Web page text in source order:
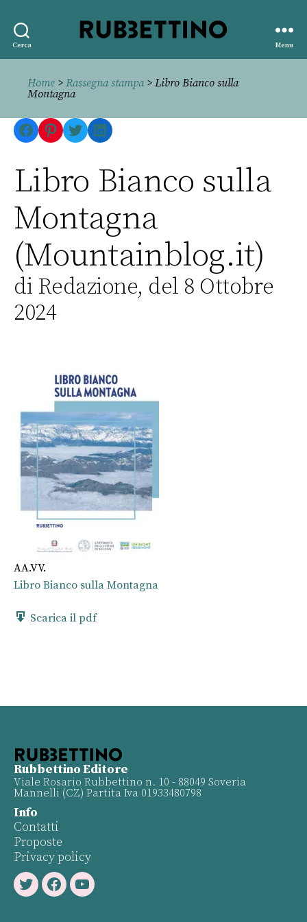
Cerca
editore
Menu
Home > Rassegna stampa> Libro Bianco sulla
Montagna
Facebook
Pinterest
TwitterLinkedIn
Libro Bianco sulla
Montagna
(Mountainblog.it)
di Redazione, del 8 Ottobre
2024
AA.VV.
Libro Bianco sulla Montagna
Scarica il pdf
Rubbettino Editore
Viale Rosario Rubbettino n. 10 - 88049 Soveria
Mannelli (CZ) Partita Iva 01933480798
Info
Contatti
Proposte
Privacy policy
TwitterFacebookYoutube